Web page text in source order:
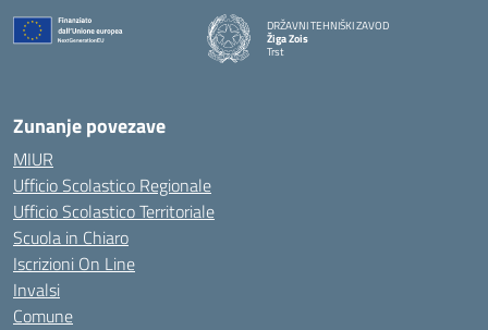
DRŽAVNI TEHNIŠKI ZAVOD
Žiga Zois
Trst
Zunanje povezave
MIUR
Ufficio Scolastico Regionale
Ufficio Scolastico Territoriale
Scuola in Chiaro
Iscrizioni On Line
Invalsi
Comune